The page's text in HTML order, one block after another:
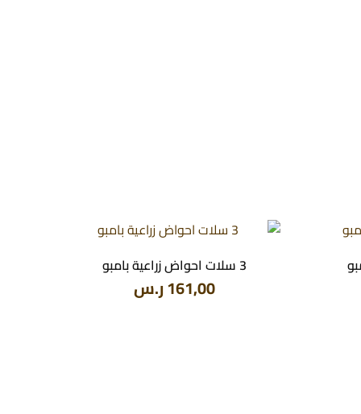
3 سلات احواض زراعية بامبو
161,00ر.س